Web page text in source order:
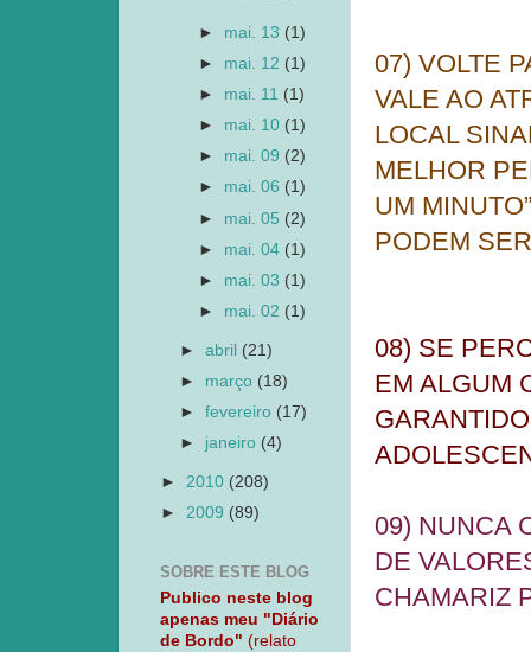
07) VOLTE
VALE AO
LOCAL
MELHOR
UM
PODEM
08) SE
EM ALGUM
09) NUNCA
DE
CHAMARIZ
► mai. 13 (1)
► mai. 12 (1)
► mai. 11 (1)
► mai. 10 (1)
► mai. 09 (2)
► mai. 06 (1)
► mai. 05 (2)
► mai. 04 (1)
► mai. 03 (1)
► mai. 02 (1)
►abril (21)
► março (18)
►fevereiro (17)
► janeiro (4)
► 2010 (208)
► 2009 (89)
SOBRE ESTE BLOG
Publico neste blog
apenas meu "Diário
de Bordo" (relato